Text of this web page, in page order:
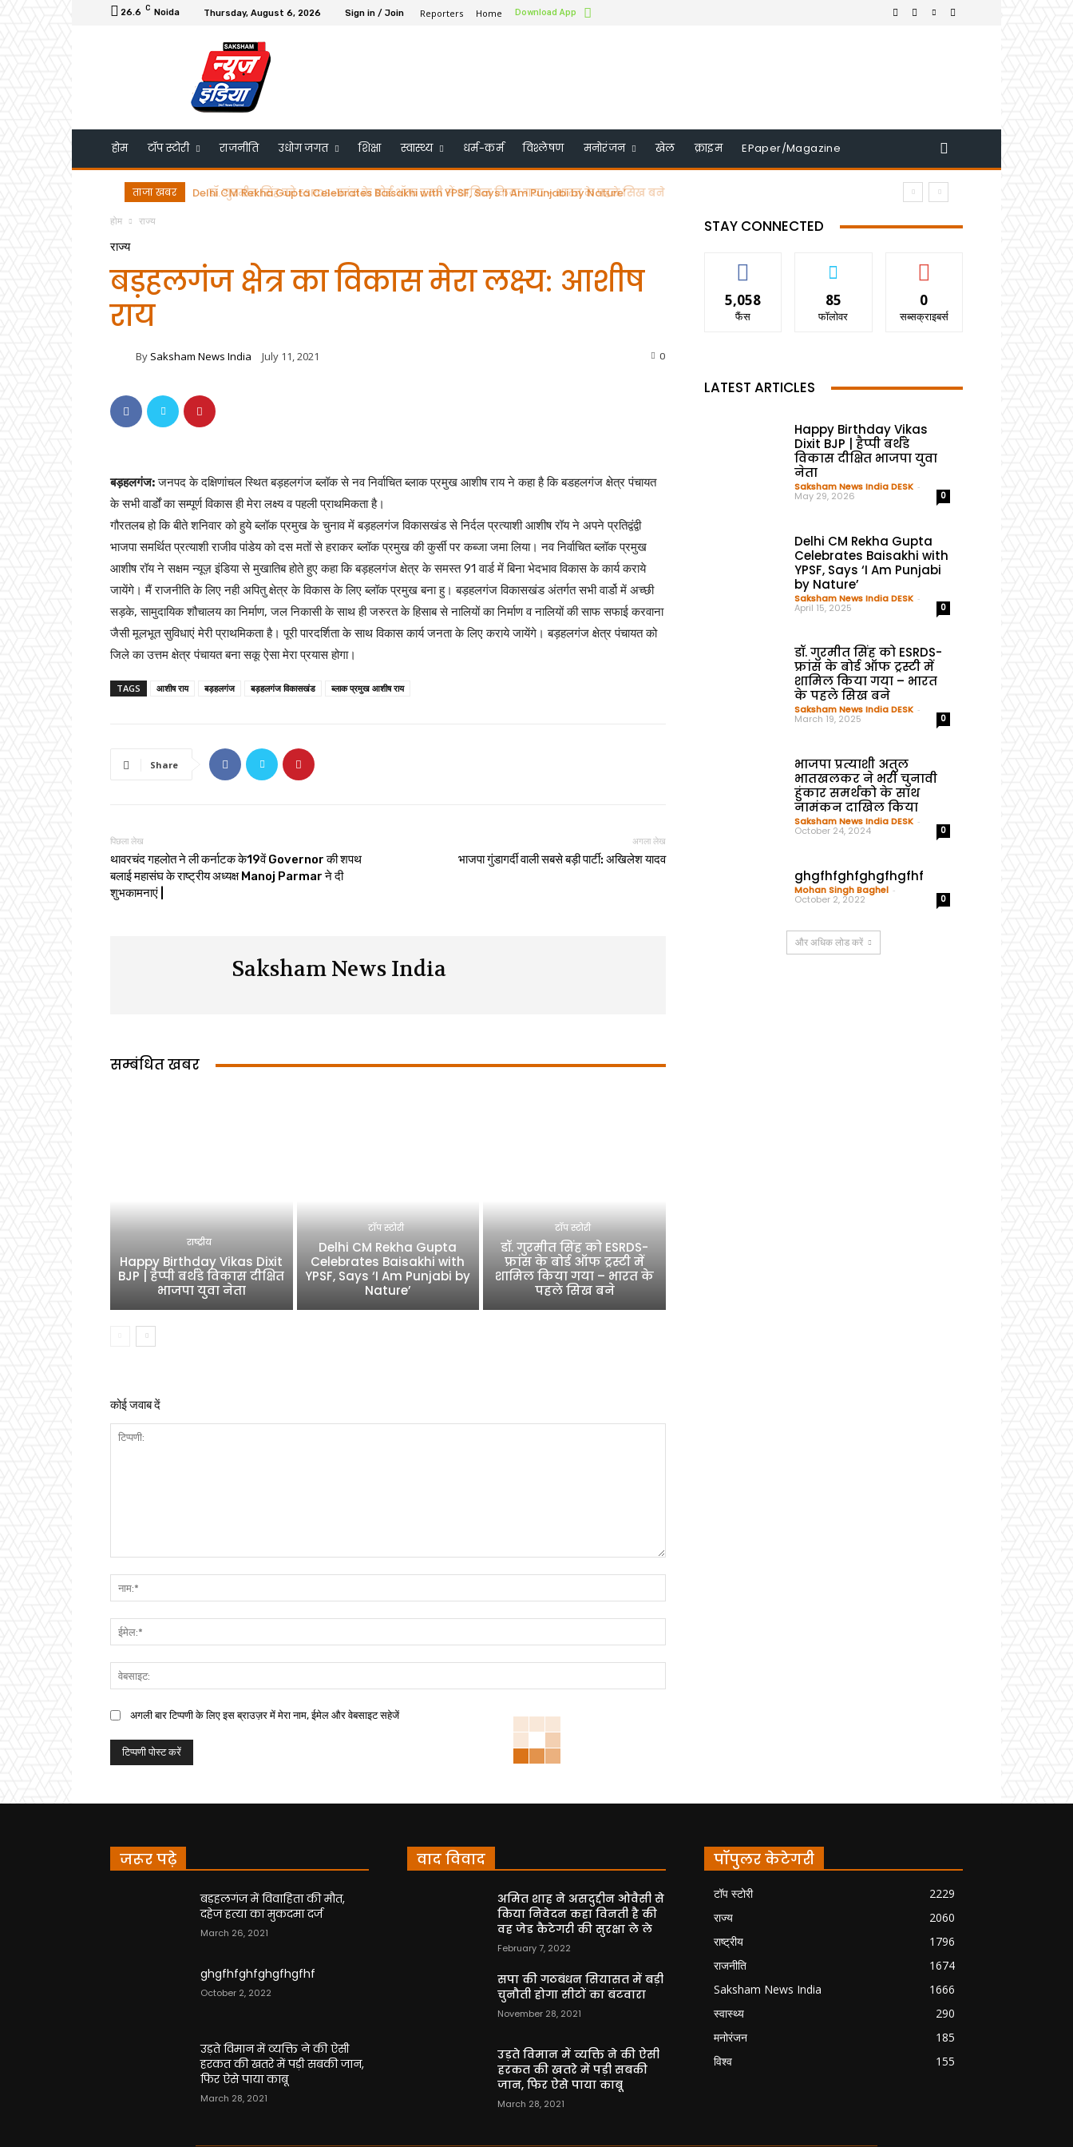
26.6 C Noida Thursday, August 6, 2026 Sign in / Join Reporters Home Download App
होम टॉप स्टोरी राजनीति उधोग जगत शिक्षा स्वास्थ्य धर्म-कर्म विश्लेषण मनोरंजन खेल क्राइम EPaper/Magazine
ताजा खबर डॉ. गुरमीत सिंह को ESRDS-फ्रांस के बोर्ड ऑफ ट्रस्टी में शामिल किया गया – भारत के पहले सिख बने
होम राज्य
राज्य
बड़हलगंज क्षेत्र का विकास मेरा लक्ष्य: आशीष
राय
By Saksham News India July 11, 2021 0
बड़हलगंज:जनपद के दक्षिणांचल स्थित बड़हलगंज ब्लॉक से नव निर्वाचित ब्लाक प्रमुख आशीष राय ने कहा है कि बडहलगंज क्षेत्र पंचायत
के सभी वार्डों का सम्पूर्ण विकास ही मेरा लक्ष्य व पहली प्राथमिकता है।
गौरतलब हो कि बीते शनिवार को हुये ब्लॉक प्रमुख के चुनाव में बड़हलगंज विकासखंड से निर्दल प्रत्याशी आशीष रॉय ने अपने प्रतिद्वंद्वी
भाजपा समर्थित प्रत्याशी राजीव पांडेय को दस मतों से हराकर ब्लॉक प्रमुख की कुर्सी पर कब्जा जमा लिया। नव निर्वाचित ब्लॉक प्रमुख
आशीष रॉय ने सक्षम न्यूज़ इंडिया से मुखातिब होते हुए कहा कि बड़हलगंज क्षेत्र के समस्त 91 वार्ड में बिना भेदभाव विकास के कार्य कराये
जायेंगे। मैं राजनीति के लिए नही अपितु क्षेत्र के विकास के लिए ब्लॉक प्रमुख बना हु। बड़हलगंज विकासखंड अंतर्गत सभी वार्डो में अच्छी
सड़के, सामुदायिक शौचालय का निर्माण, जल निकासी के साथ ही जरुरत के हिसाब से नालियों का निर्माण व नालियों की साफ सफाई करवाना
जैसी मूलभूत सुविधाएं मेरी प्राथमिकता है। पूरी पारदर्शिता के साथ विकास कार्य जनता के लिए कराये जायेंगे। बड़हलगंज क्षेत्र पंचायत को
जिले का उत्तम क्षेत्र पंचायत बना सकू ऐसा मेरा प्रयास होगा।
TAGS आशीष राय बड़हलगंज बड़हलगंज विकासखंड ब्लाक प्रमुख आशीष राय
Share
पिछला लेख
थावरचंद गहलोत ने ली कर्नाटक के19वें Governor की शपथ
बलाई महासंघ के राष्ट्रीय अध्यक्ष Manoj Parmar ने दी
शुभकामनाएं |
अगला लेख
भाजपा गुंडागर्दी वाली सबसे बड़ी पार्टी: अखिलेश यादव
Saksham News India
सम्बंधित खबर
राष्ट्रीय
Happy Birthday Vikas Dixit
BJP | हैप्पी बर्थडे विकास दीक्षित
भाजपा युवा नेता
टॉप स्टोरी
Delhi CM Rekha Gupta
Celebrates Baisakhi with
YPSF, Says ‘I Am Punjabi by
Nature’
टॉप स्टोरी
डॉ. गुरमीत सिंह को ESRDS-
फ्रांस के बोर्ड ऑफ ट्रस्टी में
शामिल किया गया – भारत के
पहले सिख बने
कोई जवाब दें
अगली बार टिप्पणी के लिए इस ब्राउज़र में मेरा नाम, ईमेल और वेबसाइट सहेजें
STAY CONNECTED
5,058
फैंस
85
फॉलोवर
0
सब्सक्राइबर्स
LATEST ARTICLES
Happy Birthday Vikas
Dixit BJP | हैप्पी बर्थडे
विकास दीक्षित भाजपा युवा
नेता
Saksham News India DESK -
May 29, 2026 0
Delhi CM Rekha Gupta
Celebrates Baisakhi with
YPSF, Says ‘I Am Punjabi
by Nature’
Saksham News India DESK -
April 15, 2025 0
डॉ. गुरमीत सिंह को ESRDS-
फ्रांस के बोर्ड ऑफ ट्रस्टी में
शामिल किया गया – भारत
के पहले सिख बने
Saksham News India DESK -
March 19, 2025 0
भाजपा प्रत्याशी अतुल
भातखलकर ने भरी चुनावी
हुंकार समर्थको के साथ
नामंकन दाखिल किया
Saksham News India DESK -
October 24, 2024 0
ghgfhfghfghgfhgfhf
Mohan Singh Baghel -
October 2, 2022 0
और अधिक लोड करें
जरूर पढ़े
बड़हलगंज में विवाहिता की मौत,
दहेज हत्या का मुकदमा दर्ज
March 26, 2021
ghgfhfghfghgfhgfhf
October 2, 2022
उड़ते विमान में व्यक्ति ने की ऐसी
हरकत की खतरे में पड़ी सबकी जान,
फिर ऐसे पाया काबू
March 28, 2021
वाद विवाद
अमित शाह ने असदुद्दीन ओवैसी से
किया निवेदन कहा विनती है की
वह जेड कैटेगरी की सुरक्षा ले ले
February 7, 2022
सपा की गठबंधन सियासत में बड़ी
चुनौती होगा सीटों का बंटवारा
November 28, 2021
उड़ते विमान में व्यक्ति ने की ऐसी
हरकत की खतरे में पड़ी सबकी
जान, फिर ऐसे पाया काबू
March 28, 2021
पॉपुलर केटेगरी
टॉप स्टोरी
2229
राज्य
2060
राष्ट्रीय
1796
राजनीति
1674
Saksham News India
1666
स्वास्थ्य
290
मनोरंजन
185
विश्व
155